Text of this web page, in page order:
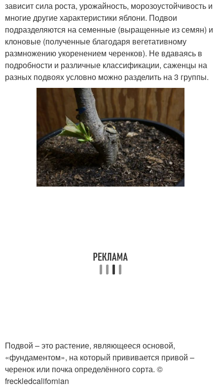
зависит сила роста, урожайность, морозоустойчивость и
многие другие характеристики яблони. Подвои
подразделяются на семенные (выращенные из семян) и
клоновые (полученные благодаря вегетативному
размножению укоренением черенков). Не вдаваясь в
подробности и различные классификации, саженцы на
разных подвоях условно можно разделить на 3 группы.
Подвой – это растение, являющееся основой,
«фундаментом», на который прививается привой –
черенок или почка определённого сорта. ©
freckledcalifornian